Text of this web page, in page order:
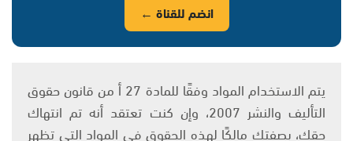
انضم للقناة ←
يتم الاستخدام المواد وفقًا للمادة 27 أ من قانون حقوق
التأليف والنشر 2007، وإن كنت تعتقد أنه تم انتهاك
حقك، بصفتك مالكًا لهذه الحقوق في المواد التي تظهر